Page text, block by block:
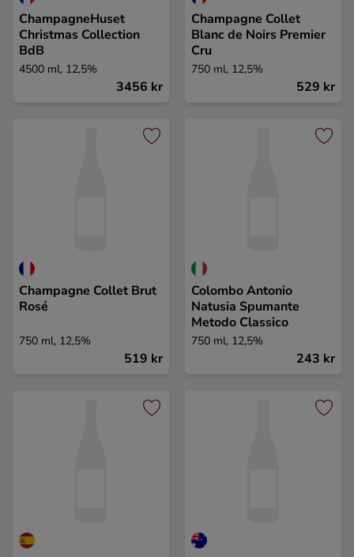
ChampagneHuset
Christmas Collection
BdB
4500 ml, 12,5%
3456 kr
Champagne Collet
Blanc de Noirs Premier
Cru
750 ml, 12,5%
529 kr
Champagne Collet Brut
Rosé
750 ml, 12,5%
519 kr
Colombo Antonio
Natusia Spumante
Metodo Classico
750 ml, 12,5%
243 kr